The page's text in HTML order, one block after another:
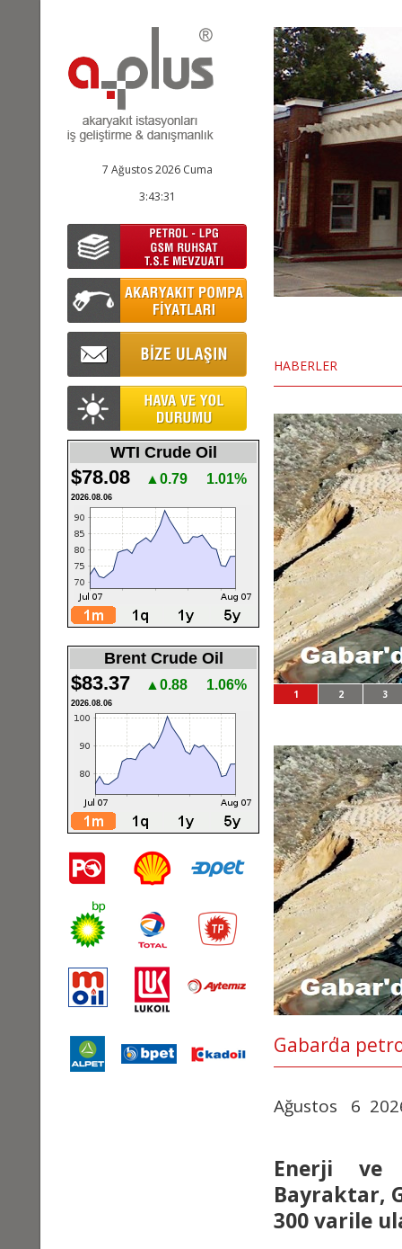
7 Ağustos 2026 Cuma
3:43:32
WTI Crude Oil
$78.08 ▲0.79 1.01%
2026.08.06
Brent Crude Oil
$83.37 ▲0.88 1.06%
2026.08.06
HABERLER
1 2 3
Gabar΄da
Ağustos 6
Enerji ve
Bayraktar,
300 varile